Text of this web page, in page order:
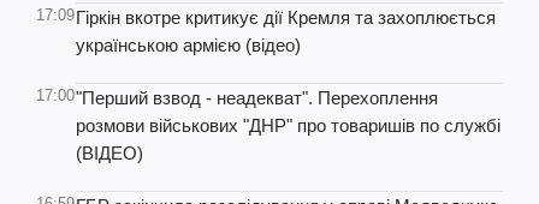
17:09Гіркін вкотре критикує дії Кремля та захоплюється
українською армією (відео)
17:00"Перший взвод - неадекват". Перехоплення
розмови військових "ДНР" про товаришів по службі
(ВІДЕО)